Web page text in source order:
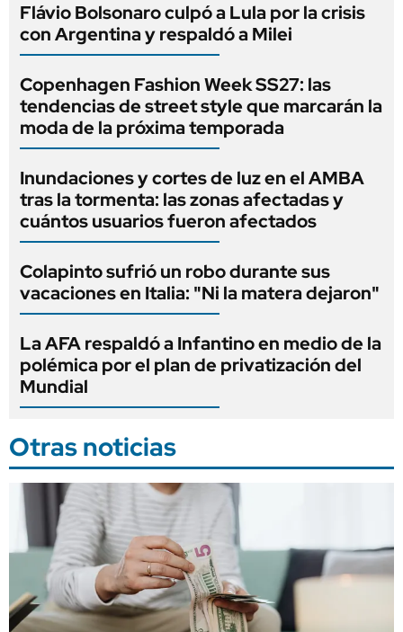
Flávio Bolsonaro culpó a Lula por la crisis
con Argentina y respaldó a Milei
Copenhagen Fashion Week SS27: las
tendencias de street style que marcarán la
moda de la próxima temporada
Inundaciones y cortes de luz en el AMBA
tras la tormenta: las zonas afectadas y
cuántos usuarios fueron afectados
Colapinto sufrió un robo durante sus
vacaciones en Italia: "Ni la matera dejaron"
La AFA respaldó a Infantino en medio de la
polémica por el plan de privatización del
Mundial
Otras noticias